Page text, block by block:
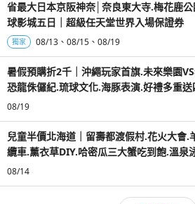
省最大日本京阪神奈│奈良東大寺.梅花鹿
球影城五日｜超級任天堂世界入場保證券
獨家 08/13 08/15 08/19
暑假預購折2千｜沖繩玩家首旗.未來樂園
恐龍侏儸紀.琉球文化.海豚表演.好禮多重
店
08/19
兒童半價北海道｜留壽都渡假村.花火大會.
纜車.薰衣草DIY.哈密瓜三大蟹吃到飽.溫泉
08/14